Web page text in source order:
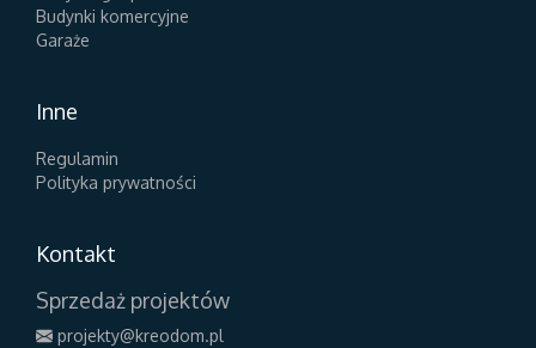
Budynki komercyjne
Garaże
Inne
Regulamin
Polityka prywatności
Kontakt
Sprzedaż projektów
projekty@kreodom.pl